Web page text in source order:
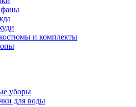
и комплекты
уборы
для воды